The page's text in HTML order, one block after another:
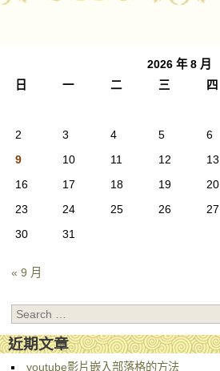
2026 年 8 月
日
一 二 三 四
2
3 4 5 6
9
10 11 12 13
16
17 18 19 20
23
24 25 26 27
30
31
« 9 月
Search
近期文章
youtube影片嵌入部落格的方法